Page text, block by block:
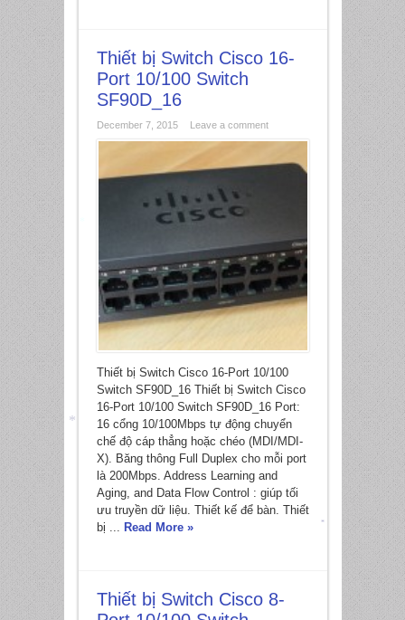
Thiết bị Switch Cisco 16-
Port 10/100 Switch
SF90D_16
December 7, 2015 Leave a comment
Thiết bị Switch Cisco 16-Port 10/100
Switch SF90D_16 Thiết bị Switch Cisco
16-Port 10/100 Switch SF90D_16 Port:
16 cổng 10/100Mbps tự động chuyển
chế độ cáp thẳng hoặc chéo (MDI/MDI-
X). Băng thông Full Duplex cho mỗi port
là 200Mbps. Address Learning and
Aging, and Data Flow Control : giúp tối
ưu truyền dữ liệu. Thiết kế để bàn. Thiết
bị ... Read More »
Thiết bị Switch Cisco 8-